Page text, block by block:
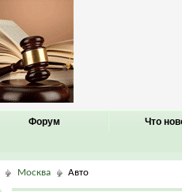
Форум Что
Москва Авто